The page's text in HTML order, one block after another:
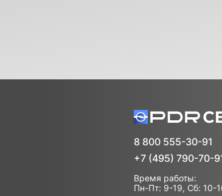
8 800 555-30-91
+7 (495) 790-70-
Время работы:
Пн-Пт: 9-19, Сб: 10-